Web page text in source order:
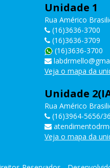
Unidade 1
Rua Américo
(16)3636-3700
(16)3636-3709
(16)3636-3700
Veja o mapa da
Unidade
Rua Américo
(16)3964-5656/
Veja o mapa da